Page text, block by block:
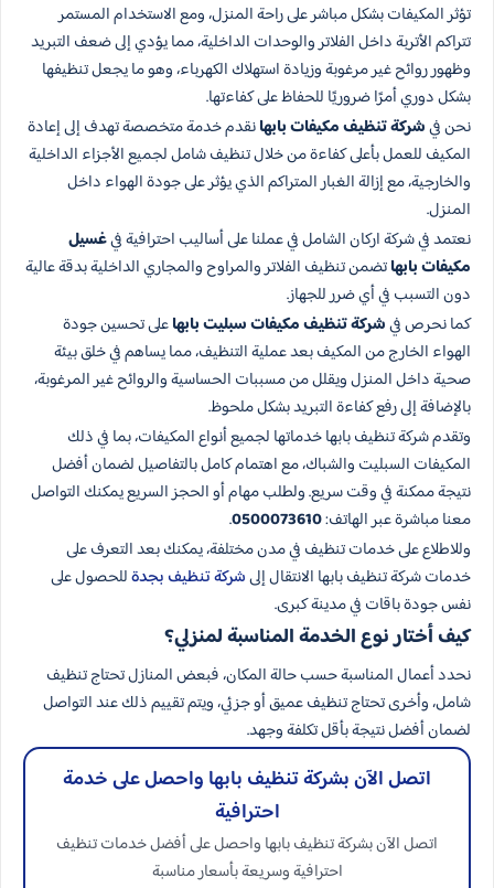
تؤثر المكيفات بشكل مباشر على راحة المنزل، ومع الاستخدام المستمر
تتراكم الأتربة داخل الفلاتر والوحدات الداخلية، مما يؤدي إلى ضعف التبريد
وظهور روائح غير مرغوبة وزيادة استهلاك الكهرباء، وهو ما يجعل تنظيفها
بشكل دوري أمرًا ضروريًا للحفاظ على كفاءتها.
نحن فيشركة تنظيف مكيفات بابهانقدم خدمة متخصصة تهدف إلى إعادة
المكيف للعمل بأعلى كفاءة من خلال تنظيف شامل لجميع الأجزاء الداخلية
والخارجية، مع إزالة الغبار المتراكم الذي يؤثر على جودة الهواء داخل
المنزل.
نعتمد في شركة اركان الشامل في عملنا على أساليب احترافية فيغسيل
مكيفات بابهاتضمن تنظيف الفلاتر والمراوح والمجاري الداخلية بدقة عالية
دون التسبب في أي ضرر للجهاز.
كما نحرص فيشركة تنظيف مكيفات سبليت بابهاعلى تحسين جودة
الهواء الخارج من المكيف بعد عملية التنظيف، مما يساهم في خلق بيئة
صحية داخل المنزل ويقلل من مسببات الحساسية والروائح غير المرغوبة،
بالإضافة إلى رفع كفاءة التبريد بشكل ملحوظ.
وتقدم شركة تنظيف بابها خدماتها لجميع أنواع المكيفات، بما في ذلك
المكيفات السبليت والشباك، مع اهتمام كامل بالتفاصيل لضمان أفضل
نتيجة ممكنة في وقت سريع. ولطلب مهام أو الحجز السريع يمكنك التواصل
معنا مباشرة عبر الهاتف:0500073610
.
وللاطلاع على خدمات تنظيف في مدن مختلفة، يمكنك بعد التعرف على
خدمات شركة تنظيف بابها الانتقال إلىشركة تنظيف بجدةللحصول على
نفس جودة باقات في مدينة كبرى.
كيف أختار نوع الخدمة المناسبة لمنزلي؟
نحدد أعمال المناسبة حسب حالة المكان، فبعض المنازل تحتاج تنظيف
شامل، وأخرى تحتاج تنظيف عميق أو جزئي، ويتم تقييم ذلك عند التواصل
لضمان أفضل نتيجة بأقل تكلفة وجهد.
اتصل الآن بشركة تنظيف بابها واحصل على خدمة
احترافية
اتصل الآن بشركة تنظيف بابها واحصل على أفضل خدمات تنظيف
احترافية وسريعة بأسعار مناسبة